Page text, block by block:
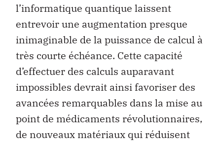
l’informatique quantique laissent
entrevoir une augmentation presque
inimaginable de la puissance de calcul à
très courte échéance. Cette capacité
d’effectuer des calculs auparavant
impossibles devrait ainsi favoriser des
avancées remarquables dans la mise au
point de médicaments révolutionnaires,
de nouveaux matériaux qui réduisent